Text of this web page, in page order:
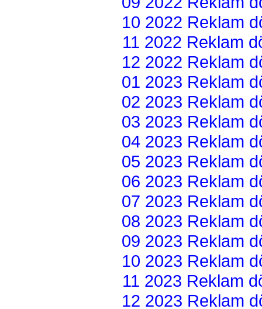
10 2022 Reklam
11 2022 Reklam
12 2022 Reklam
01 2023 Reklam
02 2023 Reklam
03 2023 Reklam
04 2023 Reklam
05 2023 Reklam
06 2023 Reklam
07 2023 Reklam
08 2023 Reklam
09 2023 Reklam
10 2023 Reklam
11 2023 Reklam
12 2023 Reklam